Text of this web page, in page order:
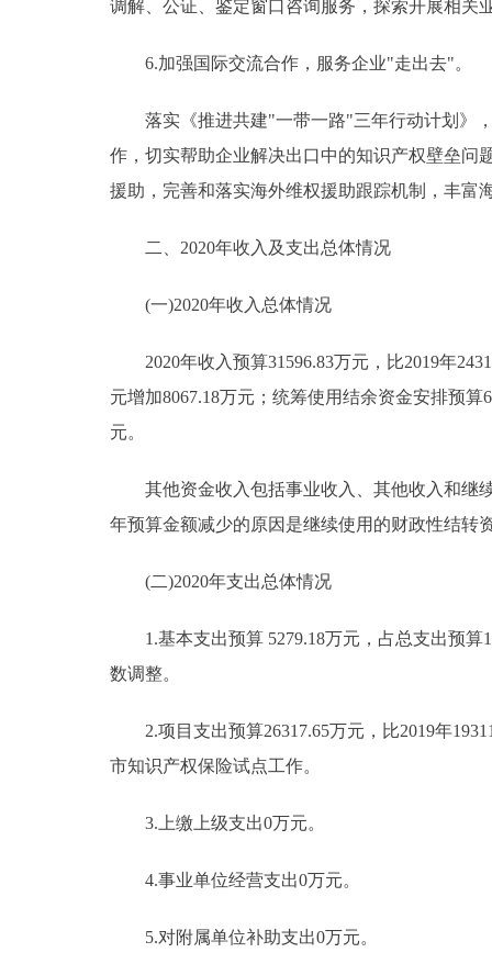
调解、公证、鉴定窗口咨询服务，探索开展相关
6.加强国际交流合作，服务企业"走出去"。
落实《推进共建"一带一路"三年行动计划》，
作，切实帮助企业解决出口中的知识产权壁垒问
援助，完善和落实海外维权援助跟踪机制，丰富
二、2020年收入及支出总体情况
(一)2020年收入总体情况
2020年收入预算31596.83万元，比2019年
元增加8067.18万元；统筹使用结余资金安排预算
元。
其他资金收入包括事业收入、其他收入和继续
年预算金额减少的原因是继续使用的财政性结转
(二)2020年支出总体情况
1.基本支出预算 5279.18万元，占总支出预算
数调整。
2.项目支出预算26317.65万元，比2019年
市知识产权保险试点工作。
3.上缴上级支出0万元。
4.事业单位经营支出0万元。
5.对附属单位补助支出0万元。